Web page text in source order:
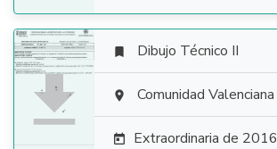

 Dibujo Técnico II
 Comunidad Valenciana
 Extraordinaria de 2016